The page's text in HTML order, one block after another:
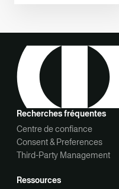
Recherches fréquentes
Centre de confiance
Consent & Preferences
Third-Party Management
Ressources